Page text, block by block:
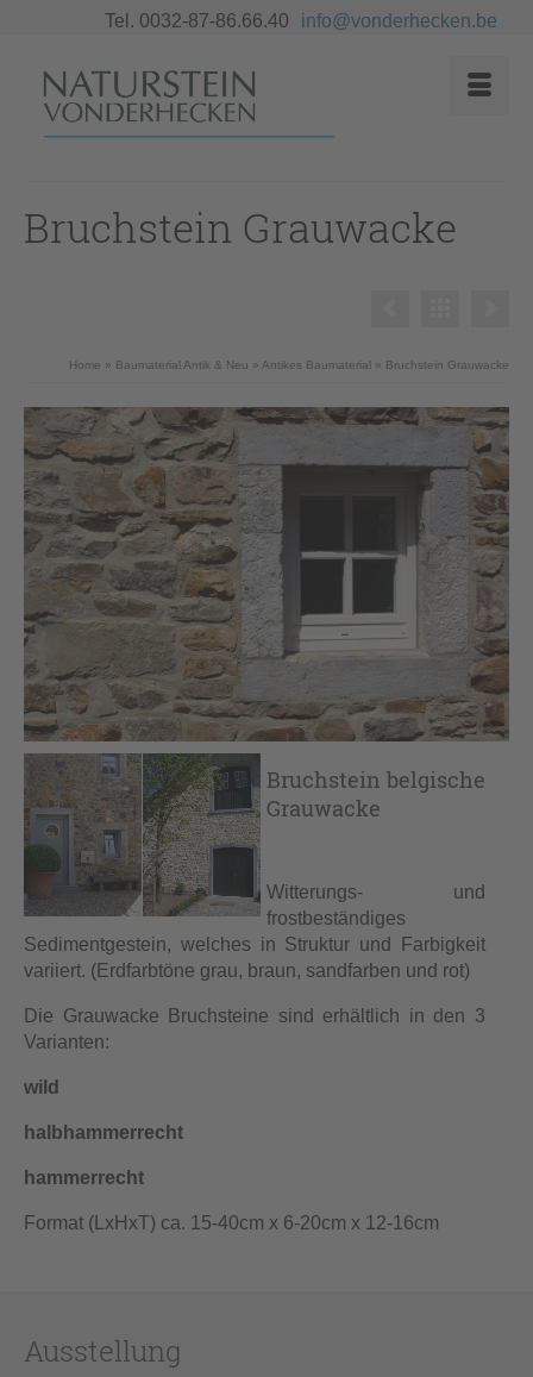
Tel. 0032-87-86.66.40 info@vonderhecken.be
Bruchstein Grauwacke
Home » Baumaterial Antik & Neu » Antikes Baumaterial » Bruchstein Grauwacke
Bruchstein belgische
Grauwacke
Witterungs- und
frostbeständiges
Sedimentgestein, welches in Struktur und Farbigkeit
variiert. (Erdfarbtöne grau, braun, sandfarben und rot)
Die Grauwacke Bruchsteine sind erhältlich in den 3
Varianten:
wild
halbhammerrecht
hammerrecht
Format (LxHxT) ca. 15-40cm x 6-20cm x 12-16cm
Ausstellung